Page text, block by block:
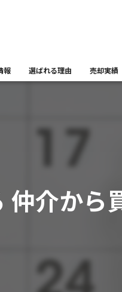
報 選ばれる理由 売却実績
介から